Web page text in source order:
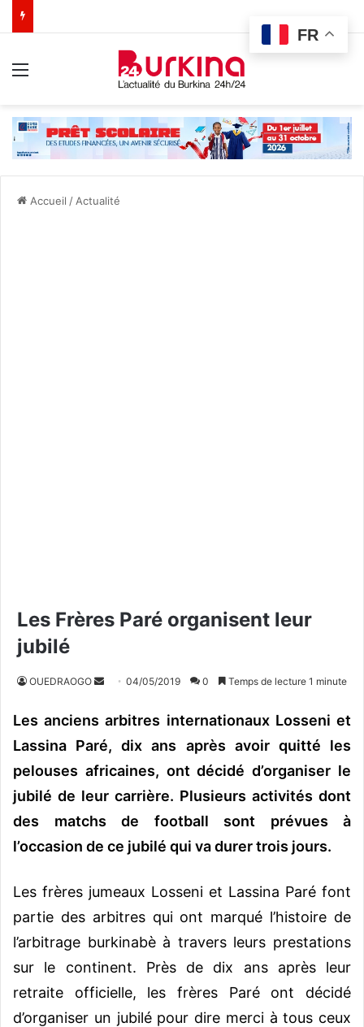
Accueil / Actualité
Les Frères Paré organisent leur
jubilé
OUEDRAOGO
v
o
e
r
u
u
r
e
l
04/05/2019 0 Temps de lecture 1 minute
Les anciens arbitres internationaux Losseni et
Lassina Paré, dix ans après avoir quitté les
pelouses africaines, ont décidé d’organiser le
jubilé de leur carrière. Plusieurs activités dont
des matchs de football sont prévues à
l’occasion de ce jubilé qui va durer trois jours.
Les frères jumeaux Losseni et Lassina Paré font
partie des arbitres qui ont marqué l’histoire de
l’arbitrage burkinabè à travers leurs prestations
sur le continent. Près de dix ans après leur
retraite officielle, les frères Paré ont décidé
d’organiser un jubilé pour dire merci à tous ceux
FR